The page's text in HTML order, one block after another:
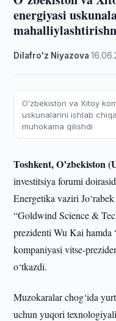
energiyasi
Dilafro'z Niyazova ·
Oʻzbekiston va Xitoy
uskunalarini ishlab
muhokama qilishdi
Toshkent, O’zbekiston
investitsiya forumi
Energetika vaziri
“Goldwind Science &
prezidenti Wu Kai hamda
kompaniyasi vitse-
o‘tkazdi.
Muzokaralar chog‘ida
uchun yuqori